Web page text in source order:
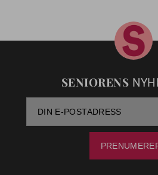
SENIORENS